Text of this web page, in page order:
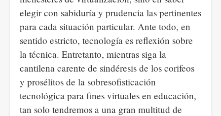
elegir con sabiduría y prudencia las pertinentes
para cada situación particular. Ante todo, en
sentido estricto, tecnología es reflexión sobre
la técnica. Entretanto, mientras siga la
cantilena carente de sindéresis de los corifeos
y prosélitos de la sobresofisticación
tecnológica para fines virtuales en educación,
tan solo tendremos a una gran multitud de